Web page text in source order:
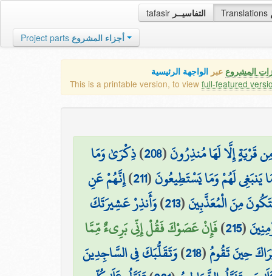
tafasir التفاسيــر Translations
Project parts أجزاء المشروع
المشروع عبر الواجهة الرئيسية
This is a printable version, to view full-featured
قَرْيَةٍ إِلَّا لَهَا مُنذِرُونَ(
208
)ذِكْرَىٰ وَمَا
يَنبَغِي لَهُمْ وَمَا يَسْتَطِيعُونَ(
211
)إِنَّهُمْ عَنِ
مِنَ الْمُعَذَّبِينَ(
213
)وَأَنذِرْ عَشِيرَتَكَ
(
215
)فَإِنْ عَصَوْكَ فَقُلْ إِنِّي بَرِيءٌ مِّمَّا
حِينَ تَقُومُ(
218
)وَتَقَلُّبَكَ فِي السَّاجِدِينَ